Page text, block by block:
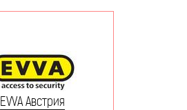
EVVA Австрия